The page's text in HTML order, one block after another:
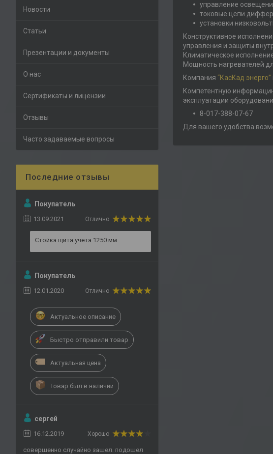
управление
токовые цепи
установки
Конструктивное
управления и защиты
Климатическое
Мощность нагревателей
Компания “КасКад энерго”
Компетентную
эксплуатации
8-017-388-07-67
Для вашего удобства
Новости
Статьи
Презентации и документы
О нас
Сертификаты и лицензии
Отзывы
Часто задаваемые вопросы
Покупатель
13.09.2021 Отлично
Стойка щита учета 1250 мм
Покупатель
12.01.2020 Отлично
Актуальное описание
Быстро отправили товар
Актуальная цена
Товар был в наличии
сергей
16.12.2019 Хорошо
совершенно случайно зашел. подошел